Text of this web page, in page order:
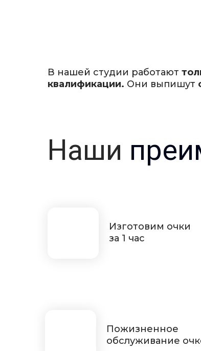
В нашей студии работают
квалификации. Они выпишут
Наши
Изготовим очки
за 1 час
Пожизненное
обслуживание